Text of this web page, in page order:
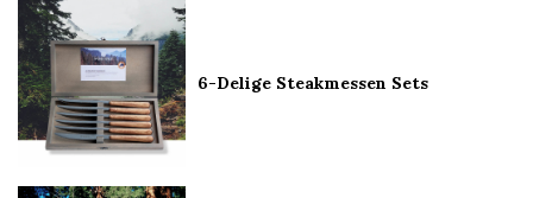
6-Delige Steakmessen Sets